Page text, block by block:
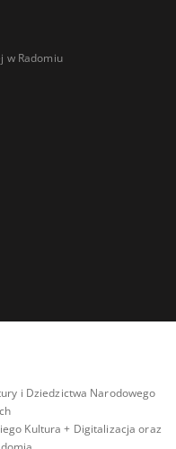
w Radomiu
i Dziedzictwa Narodowego
Kultura + Digitalizacja oraz